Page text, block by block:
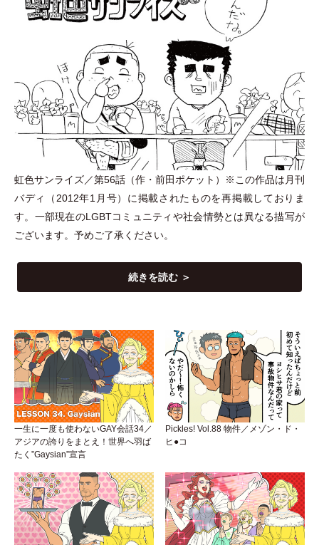
虹色サンライズ／第56話 （作 ・ 前田ポケット ）
※この作品は月刊
バディ
（ 2012年1月号） に掲載されたものを再掲載しておりま
す。一部現在のLGBTコミュニティや社会情勢とは異なる描写が
ございます。予めご了承ください。
続きを読む ＞
一生に一度も使わないGAY会話34／
アジアの誇りをまとえ！世界へ羽ば
たく”Gaysian”宣言
Pickles! Vol.88 物件／メゾン・ド・
ヒ●コ